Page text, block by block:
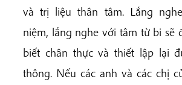
và trị liệu thân tâm. Lắng
niệm, lắng nghe với tâm từ bi sẽ
biết chân thực và thiết lập lại
thông. Nếu các anh và các chị